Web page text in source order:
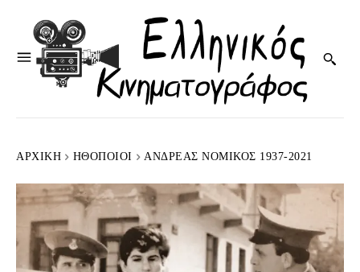
ΑΡΧΙΚΉ HΘΟΠΟΙΟΊ ΑΝΔΡΈΑΣ ΝΟΜΙΚΌΣ 1937-2021